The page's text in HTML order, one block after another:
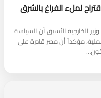
فهمى : على العرب تقديم ٢٢ إقتراح لملء الفراغ بالشرق
الخارجية الأسبق أن السياسة
مؤكداً أن مصر قادرة على